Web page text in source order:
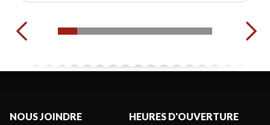
NOUS JOINDRE HEURES D'OUVERTURE